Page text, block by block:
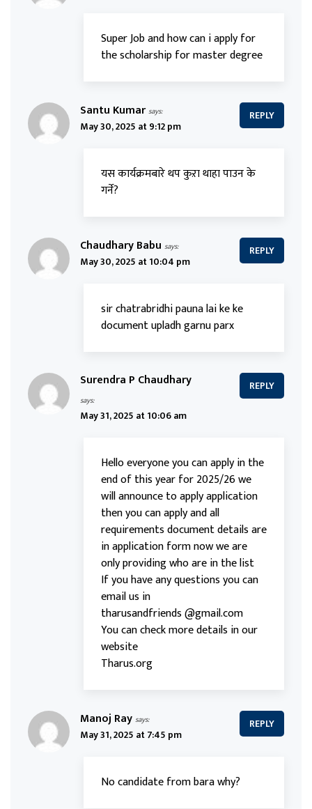
Super Job and how can i apply for
the scholarship for master degree
Santu Kumar says:
May 30, 2025 at 9:12 pm
यस कार्यक्रमबारे थप कुऱा थाहा पाउन के
गर्ने?
REPLY
Chaudhary Babu says:
May 30, 2025 at 10:04 pm
sir chatrabridhi pauna lai ke ke
document upladh garnu parx
REPLY
Surendra P Chaudhary
says:
May 31, 2025 at 10:06 am
Hello everyone you can apply in the
end of this year for 2025/26 we
will announce to apply application
then you can apply and all
requirements document details are
in application form now we are
only providing who are in the list
If you have any questions you can
email us in
tharusandfriends @gmail.com
You can check more details in our
website
Tharus.org
REPLY
Manoj Ray says:
May 31, 2025 at 7:45 pm
No candidate from bara why?
REPLY